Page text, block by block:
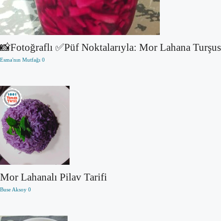
📸Fotoğraflı ✅Püf Noktalarıyla: Mor Lahana
Esma'nın Mutfağı 0
Mor Lahanalı Pilav Tarifi
Buse Aksoy 0